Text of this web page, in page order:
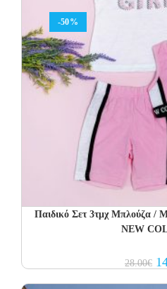
-50%
Παιδικό Σετ 3τμχ Μπλούζα /
NEW
28.00€